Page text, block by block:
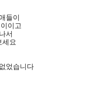
들이
이고
서
세요
었습니다